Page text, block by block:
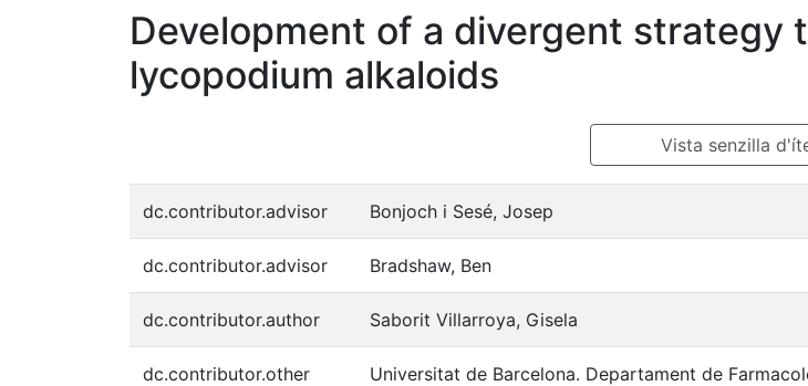
Development of a divergent strategy
lycopodium alkaloids
Vista senzilla
dc.contributor.advisor Bonjoch i Sesé, Josep
dc.contributor.advisor Bradshaw, Ben
dc.contributor.author Saborit Villarroya, Gisela
dc.contributor.other Universitat de Barcelona. Departament de